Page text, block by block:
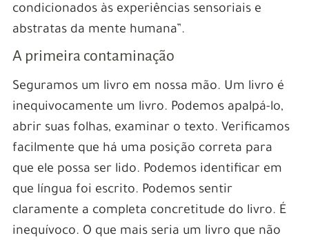
condicionados às experiências sensoriais e
abstratas da mente humana”.
A primeira contaminação
Seguramos um livro em nossa mão. Um livro é
inequivocamente um livro. Podemos apalpá-lo,
abrir suas folhas, examinar o texto. Verificamos
facilmente que há uma posição correta para
que ele possa ser lido. Podemos identificar em
que língua foi escrito. Podemos sentir
claramente a completa concretitude do livro. É
inequívoco. O que mais seria um livro que não